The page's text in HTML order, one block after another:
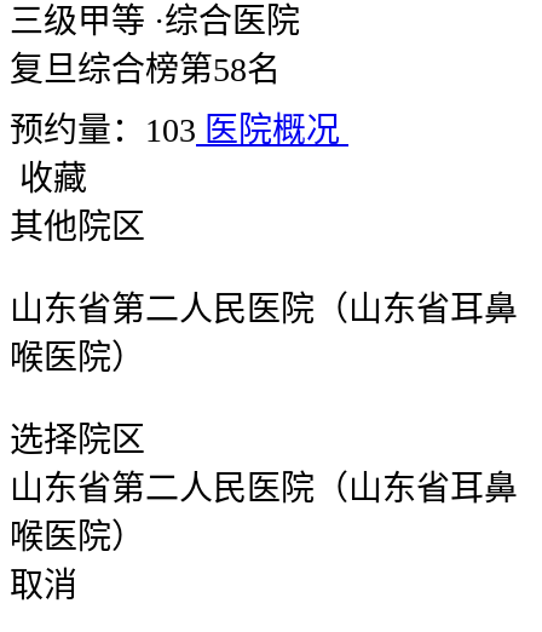
三级甲等 ·综合医院
复旦综合榜第58名
预约量：103 医院概况
收藏
其他院区
山东省第二人民医院（山东省耳鼻
喉医院）
选择院区
山东省第二人民医院（山东省耳鼻
喉医院）
取消